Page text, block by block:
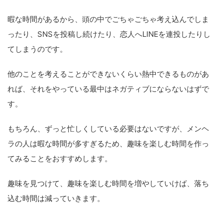
暇な時間があるから、頭の中でごちゃごちゃ考え込んでしま
ったり、SNSを投稿し続けたり、恋人へLINEを連投したりし
てしまうのです。
他のことを考えることができないくらい熱中できるものがあ
れば、それをやっている最中はネガティブにならないはずで
す。
もちろん、ずっと忙しくしている必要はないですが、メンヘ
ラの人は暇な時間が多すぎるため、趣味を楽しむ時間を作っ
てみることをおすすめします。
趣味を見つけて、趣味を楽しむ時間を増やしていけば、落ち
込む時間は減っていきます。